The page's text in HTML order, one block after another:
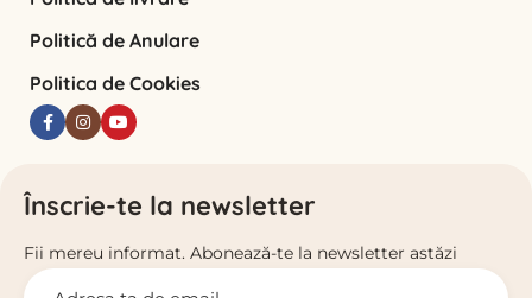
Politică de Anulare
Politica de Cookies
Înscrie-te la newsletter
Fii mereu informat. Abonează-te la newsletter astăzi